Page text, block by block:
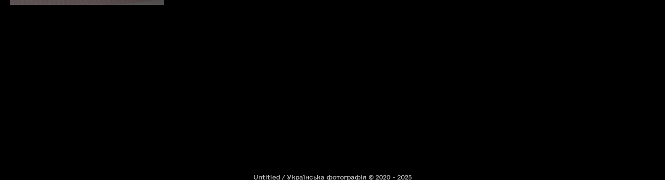
Untitled / Українська фотографія © 2020 - 2025